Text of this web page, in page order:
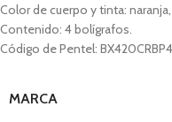
Color de cuerpo y tinta:
Contenido: 4 bolígrafos.
Código de Pentel:
MARCA